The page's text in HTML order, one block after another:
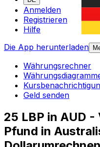
Anmelden
Registrieren
Hilfe
Die App herunterladen
Währungsrechner
Geld senden
25 LBP in AUD
Pfund in